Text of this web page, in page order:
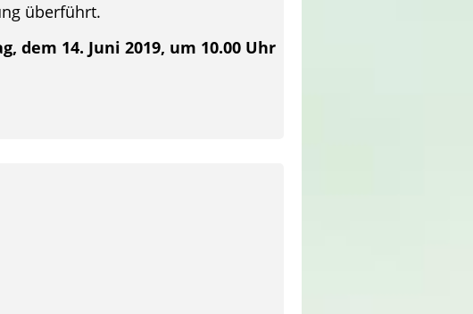
überführt.
dem 14. Juni 2019, um 10.00 Uhr